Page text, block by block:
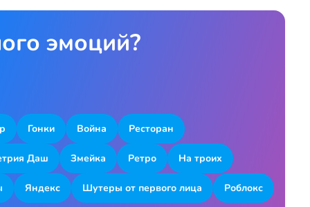
эмоций?
Гонки Война Ресторан
Даш Змейка Ретро На троих
Яндекс Шутеры от первого лица Роблокс